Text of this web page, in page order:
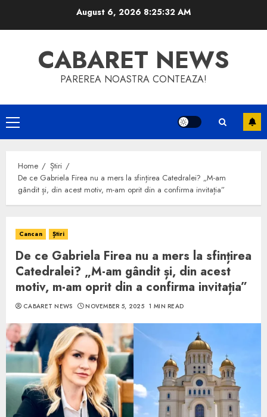
August 6, 2026 8:25:32 AM
CABARET NEWS
PAREREA NOASTRA CONTEAZA!
Primary
Menu
Home
Știri
De ce Gabriela Firea nu a mers la sfințirea Catedralei? „M-am
gândit și, din acest motiv, m-am oprit din a confirma invitația”
Cancan Știri
De ce Gabriela Firea nu a mers la sfințirea
Catedralei? „M-am gândit și, din acest
motiv, m-am oprit din a confirma invitația”
CABARET NEWS NOVEMBER 5, 2025 1 MIN READ